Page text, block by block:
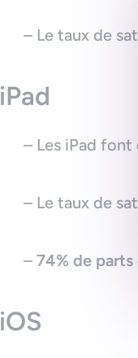
– Le taux de
iPad
– Les iPad font
– Le taux de
– 74% de parts
iOS